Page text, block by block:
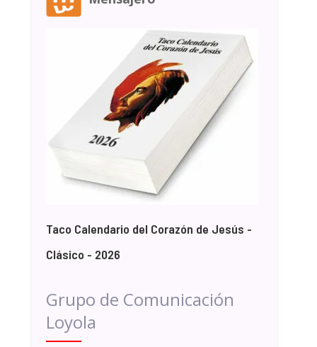
Taco Calendario del Corazón de Jesús -
Clásico - 2026
Grupo de Comunicación
Loyola